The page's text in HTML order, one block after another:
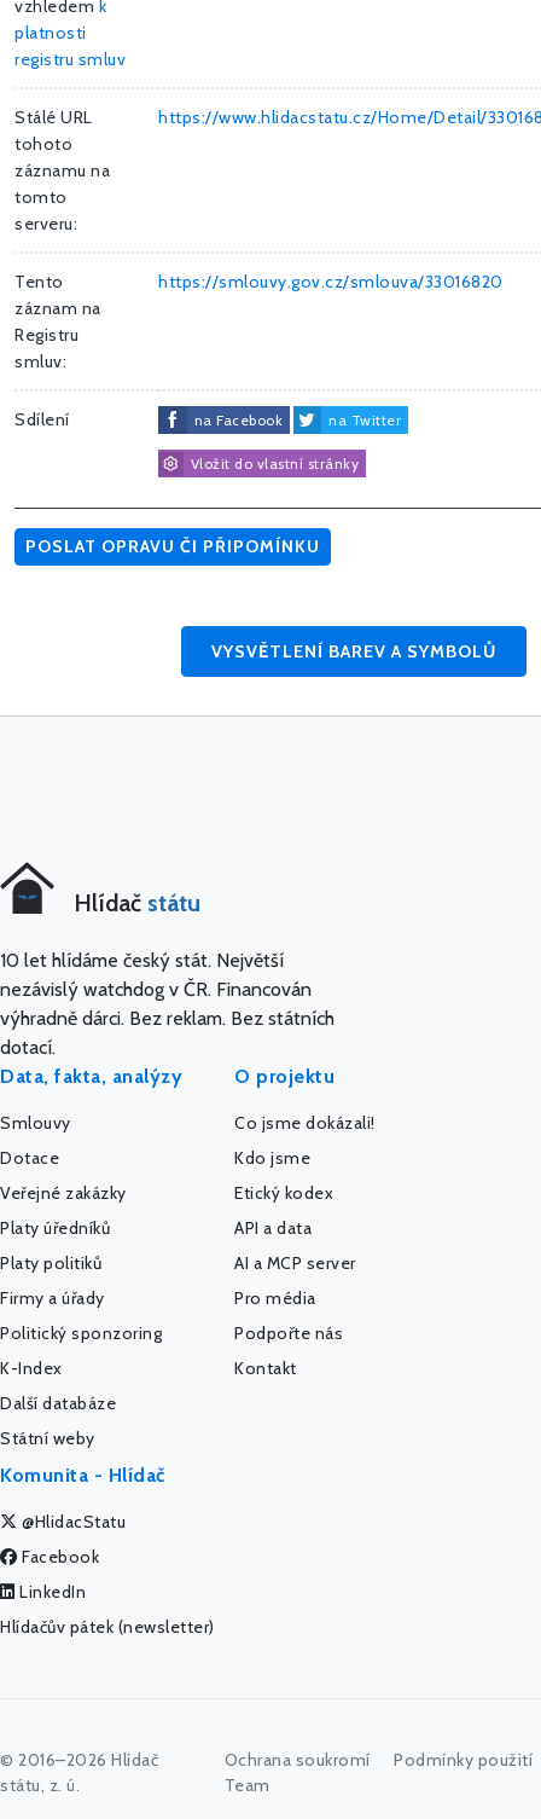
vzhledem k
platnosti
registru smluv
Stálé URL
tohoto
záznamu na
tomto
serveru:
https://www.hlidacstatu.cz/Home/Detail/
Tento
záznam na
Registru
smluv:
https://smlouvy.gov.cz/smlouva/33016820
Sdílení na Facebook na Twitter
Vložit do vlastní stránky
POSLAT OPRAVU ČI PŘIPOMÍNKU
VYSVĚTLENÍ BAREV A SYMBOLŮ
Hlídač státu
10 let hlídáme český stát. Největší
nezávislý watchdog v ČR. Financován
výhradně dárci. Bez reklam. Bez státních
dotací.
Data, fakta, analýzy
Smlouvy
Dotace
Veřejné zakázky
Platy úředníků
Platy politiků
Firmy a úřady
Politický sponzoring
K-Index
Další databáze
Státní weby
O projektu
Co jsme dokázali!
Kdo jsme
Etický kodex
API a data
AI a MCP server
Pro média
Podpořte nás
Kontakt
Komunita - Hlídač
@HlidacStatu
Facebook
LinkedIn
Hlídačův pátek (newsletter)
© 2016–2026 Hlídač
státu, z. ú.
Ochrana soukromí
Podmínky použití
Team